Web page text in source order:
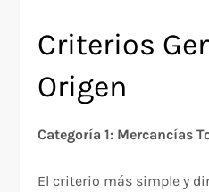
Criterios
Origen
Categoría 1: Mercancías
El criterio más simple y